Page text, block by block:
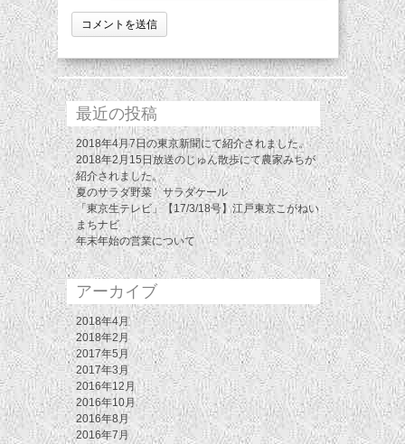
最近の投稿
2018年4月7日の東京新聞にて紹介されました。
2018年2月15日放送のじゅん散歩にて農家みちが
紹介されました。
夏のサラダ野菜 サラダケール
「東京生テレビ」【17/3/18号】江戸東京こがねい
まちナビ
年末年始の営業について
アーカイブ
2018年4月
2018年2月
2017年5月
2017年3月
2016年12月
2016年10月
2016年8月
2016年7月